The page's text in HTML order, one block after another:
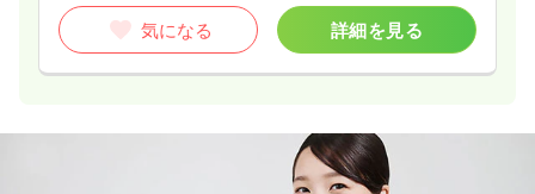
月給35万円以上可
気になる 詳細を見る
一時募集休止
気になる 詳細を見る